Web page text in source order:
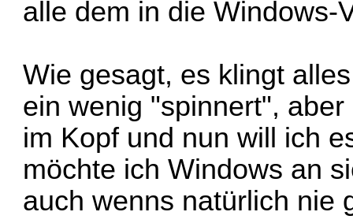
alle dem in die Windows-
Wie gesagt, es klingt
ein wenig "spinnert",
im Kopf und nun will ich
möchte ich Windows an
auch wenns natürlich nie